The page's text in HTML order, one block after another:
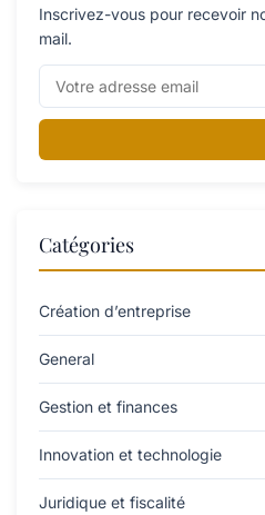
Inscrivez-vous pour recevoir
mail.
Catégories
Création d’entreprise
General
Gestion et finances
Innovation et technologie
Juridique et fiscalité